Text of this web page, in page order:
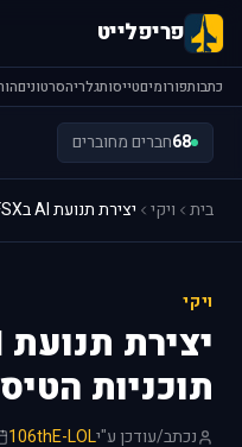
פריפלייט
כתבותפורומיםטייסותגלריהסרטונים
68חברים מחוברים
בית ויקי יצירת תנועת AI בFSX יצירת תוכניות הטיסה
ויקי
תוכניות
נכתב/עודכן ע"י106thE-LOL